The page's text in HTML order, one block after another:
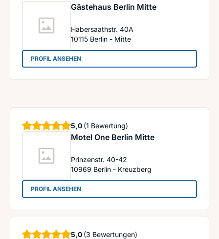
Gästehaus Berlin Mitte
Habersaathstr. 40A
10115 Berlin - Mitte
PROFIL ANSEHEN: Gästehaus Berlin Mitte
Motel One Berlin Mitte
Prinzenstr. 40-42
10969 Berlin - Kreuzberg
5,0 Sterne
(1 Bewertung)
PROFIL ANSEHEN: Motel One Berlin Mitte
5,0 Sterne
(3 Bewertungen)